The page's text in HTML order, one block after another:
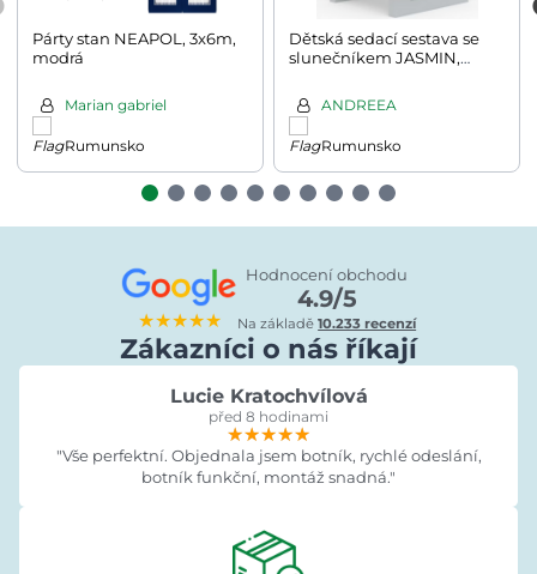
Párty stan NEAPOL, 3x6m,
modrá
Marian gabriel
Rumunsko
Dětská sedací sestava se
slunečníkem JASMIN,
šedá/mátová
ANDREEA
Rumunsko
★★★★★
Hodnocení obchodu
4.9/5
Na základě10.233 recenzí
Zákazníci o nás říkají
Lucie Kratochvílová
před 8 hodinami
★★★★★
★★★★★
★★★★★
"Vše perfektní. Objednala jsem botník, rychlé odeslání,
botník funkční, montáž snadná."